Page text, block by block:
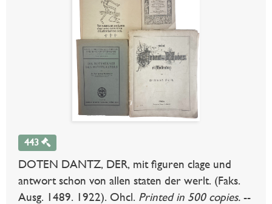
443
DOTEN DANTZ, DER, mit figuren clage und
antwort schon von allen staten der werlt. (Faks.
Ausg. 1489. 1922). Ohcl. Printed in 500 copies. --